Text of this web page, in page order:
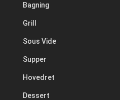
Bagning
Grill
Sous Vide
Supper
Hovedret
Dessert